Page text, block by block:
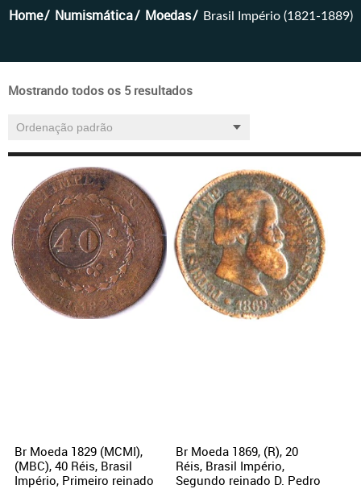
Home Numismática Moedas Brasil Império (1821-1889)
Mostrando todos os 5 resultados
Br Moeda 1829 (MCMI),
(MBC), 40 Réis, Brasil
Império, Primeiro reinado
Br Moeda 1869, (R), 20
Réis, Brasil Império,
Segundo reinado D. Pedro